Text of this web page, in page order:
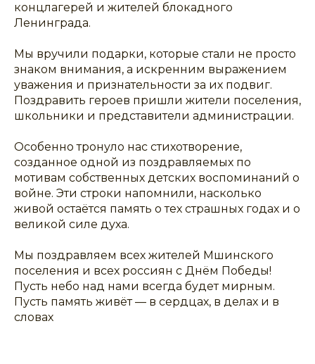
концлагерей и жителей блокадного
Ленинграда.
Мы вручили подарки, которые стали не просто
знаком внимания, а искренним выражением
уважения и признательности за их подвиг.
Поздравить героев пришли жители поселения,
школьники и представители администрации.
Особенно тронуло нас стихотворение,
созданное одной из поздравляемых по
мотивам собственных детских воспоминаний о
войне. Эти строки напомнили, насколько
живой остаётся память о тех страшных годах и о
великой силе духа.
Мы поздравляем всех жителей Мшинского
поселения и всех россиян с Днём Победы!
Пусть небо над нами всегда будет мирным.
Пусть память живёт — в сердцах, в делах и в
словах